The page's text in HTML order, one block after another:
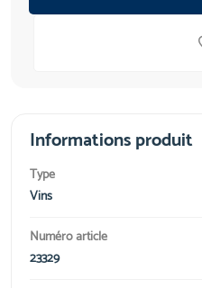
Informations produit
Type
Vins
Numéro article
23329